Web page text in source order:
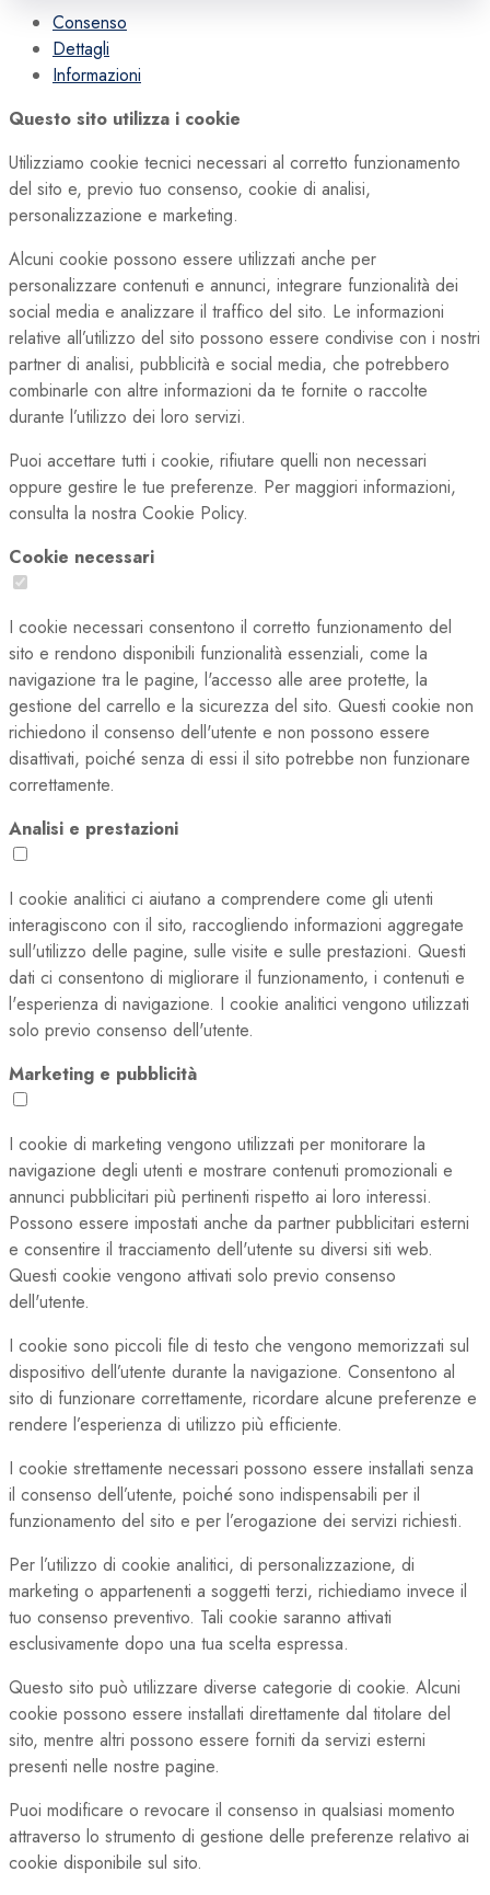
Consenso
Dettagli
Informazioni
Questo sito utilizza i cookie
Utilizziamo cookie tecnici necessari al corretto funzionamento
del sito e, previo tuo consenso, cookie di analisi,
personalizzazione e marketing.
Alcuni cookie possono essere utilizzati anche per
personalizzare contenuti e annunci, integrare funzionalità dei
social media e analizzare il traffico del sito. Le informazioni
relative all’utilizzo del sito possono essere condivise con i nostri
partner di analisi, pubblicità e social media, che potrebbero
combinarle con altre informazioni da te fornite o raccolte
durante l’utilizzo dei loro servizi.
Puoi accettare tutti i cookie, rifiutare quelli non necessari
oppure gestire le tue preferenze. Per maggiori informazioni,
consulta la nostra Cookie Policy.
Cookie necessari
I cookie necessari consentono il corretto funzionamento del
sito e rendono disponibili funzionalità essenziali, come la
navigazione tra le pagine, l'accesso alle aree protette, la
gestione del carrello e la sicurezza del sito. Questi cookie non
richiedono il consenso dell'utente e non possono essere
disattivati, poiché senza di essi il sito potrebbe non funzionare
correttamente.
Analisi e prestazioni
I cookie analitici ci aiutano a comprendere come gli utenti
interagiscono con il sito, raccogliendo informazioni aggregate
sull'utilizzo delle pagine, sulle visite e sulle prestazioni. Questi
dati ci consentono di migliorare il funzionamento, i contenuti e
l'esperienza di navigazione. I cookie analitici vengono utilizzati
solo previo consenso dell'utente.
Marketing e pubblicità
I cookie di marketing vengono utilizzati per monitorare la
navigazione degli utenti e mostrare contenuti promozionali e
annunci pubblicitari più pertinenti rispetto ai loro interessi.
Possono essere impostati anche da partner pubblicitari esterni
e consentire il tracciamento dell'utente su diversi siti web.
Questi cookie vengono attivati solo previo consenso
dell'utente.
I cookie sono piccoli file di testo che vengono memorizzati sul
dispositivo dell’utente durante la navigazione. Consentono al
sito di funzionare correttamente, ricordare alcune preferenze e
rendere l’esperienza di utilizzo più efficiente.
I cookie strettamente necessari possono essere installati senza
il consenso dell’utente, poiché sono indispensabili per il
funzionamento del sito e per l’erogazione dei servizi richiesti.
Per l’utilizzo di cookie analitici, di personalizzazione, di
marketing o appartenenti a soggetti terzi, richiediamo invece il
tuo consenso preventivo. Tali cookie saranno attivati
esclusivamente dopo una tua scelta espressa.
Questo sito può utilizzare diverse categorie di cookie. Alcuni
cookie possono essere installati direttamente dal titolare del
sito, mentre altri possono essere forniti da servizi esterni
presenti nelle nostre pagine.
Puoi modificare o revocare il consenso in qualsiasi momento
attraverso lo strumento di gestione delle preferenze relativo ai
cookie disponibile sul sito.